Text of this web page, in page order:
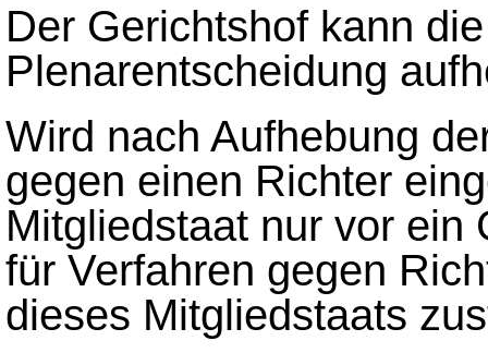
Der Gerichtshof kann
Plenarentscheidung
Wird nach Aufhebung
gegen einen Richter
Mitgliedstaat nur vor ein
für Verfahren gegen
dieses Mitgliedstaats